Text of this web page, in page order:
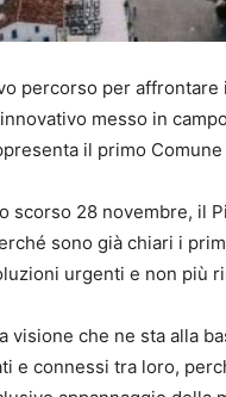
percorso per
messo in
il primo
scorso 28 novembre, il
sono già chiari i
urgenti e non più
visione che ne sta alla
e connessi tra loro,